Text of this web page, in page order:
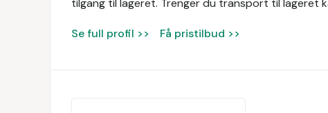
tilgang til lageret. Trenger du transport til lageret
Se full profil >> Få pristilbud >>